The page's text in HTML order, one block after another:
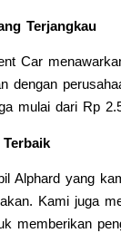
Terjangkau
Car
dengan
mulai dari Rp
Alphard yang
Kami juga
memberikan